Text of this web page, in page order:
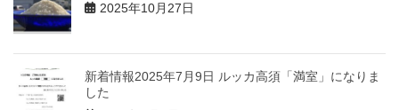
2025年10月27日
新着情報2025年7月9日 ルッカ高須「満室」になりま
した